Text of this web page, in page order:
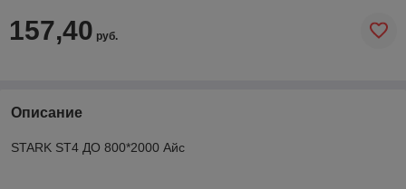
157,40 руб.
Описание
STARK ST4 ДО 800*2000 Айс